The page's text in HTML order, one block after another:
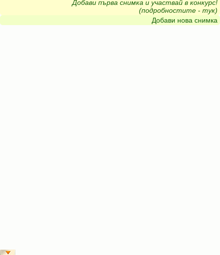
Добави първа снимка и участвай в конкурс!
(подробностите - тук)
Добави нова снимка